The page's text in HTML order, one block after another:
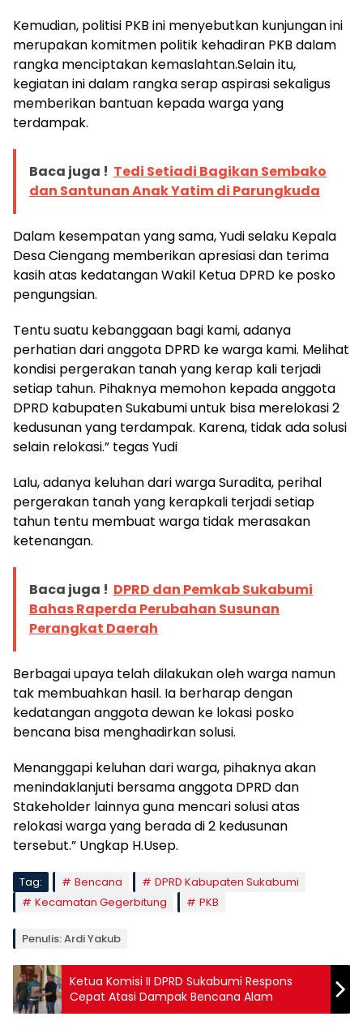
Kemudian, politisi PKB ini menyebutkan kunjungan ini
merupakan komitmen politik kehadiran PKB dalam
rangka menciptakan kemaslahtan.Selain itu,
kegiatan ini dalam rangka serap aspirasi sekaligus
memberikan bantuan kepada warga yang
terdampak.
Baca juga ! Tedi Setiadi Bagikan Sembako
dan Santunan Anak Yatim di Parungkuda
Dalam kesempatan yang sama, Yudi selaku Kepala
Desa Ciengang memberikan apresiasi dan terima
kasih atas kedatangan Wakil Ketua DPRD ke posko
pengungsian.
Tentu suatu kebanggaan bagi kami, adanya
perhatian dari anggota DPRD ke warga kami. Melihat
kondisi pergerakan tanah yang kerap kali terjadi
setiap tahun. Pihaknya memohon kepada anggota
DPRD kabupaten Sukabumi untuk bisa merelokasi 2
kedusunan yang terdampak. Karena, tidak ada solusi
selain relokasi.” tegas Yudi
Lalu, adanya keluhan dari warga Suradita, perihal
pergerakan tanah yang kerapkali terjadi setiap
tahun tentu membuat warga tidak merasakan
ketenangan.
Baca juga ! DPRD dan Pemkab Sukabumi
Bahas Raperda Perubahan Susunan
Perangkat Daerah
Berbagai upaya telah dilakukan oleh warga namun
tak membuahkan hasil. Ia berharap dengan
kedatangan anggota dewan ke lokasi posko
bencana bisa menghadirkan solusi.
Menanggapi keluhan dari warga, pihaknya akan
menindaklanjuti bersama anggota DPRD dan
Stakeholder lainnya guna mencari solusi atas
relokasi warga yang berada di 2 kedusunan
tersebut.” Ungkap H.Usep.
Tag: Bencana
DPRD Kabupaten Sukabumi
Kecamatan Gegerbitung
PKB
Penulis: Ardi Yakub
Ketua Komisi II DPRD Sukabumi Respons
Cepat Atasi Dampak Bencana Alam